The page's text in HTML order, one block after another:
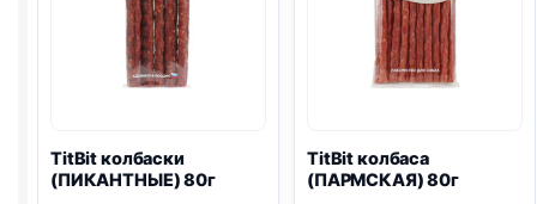
TitBit колбаски
(ПИКАНТНЫЕ) 80г
TitBit колбаса
(ПАРМСКАЯ) 80г